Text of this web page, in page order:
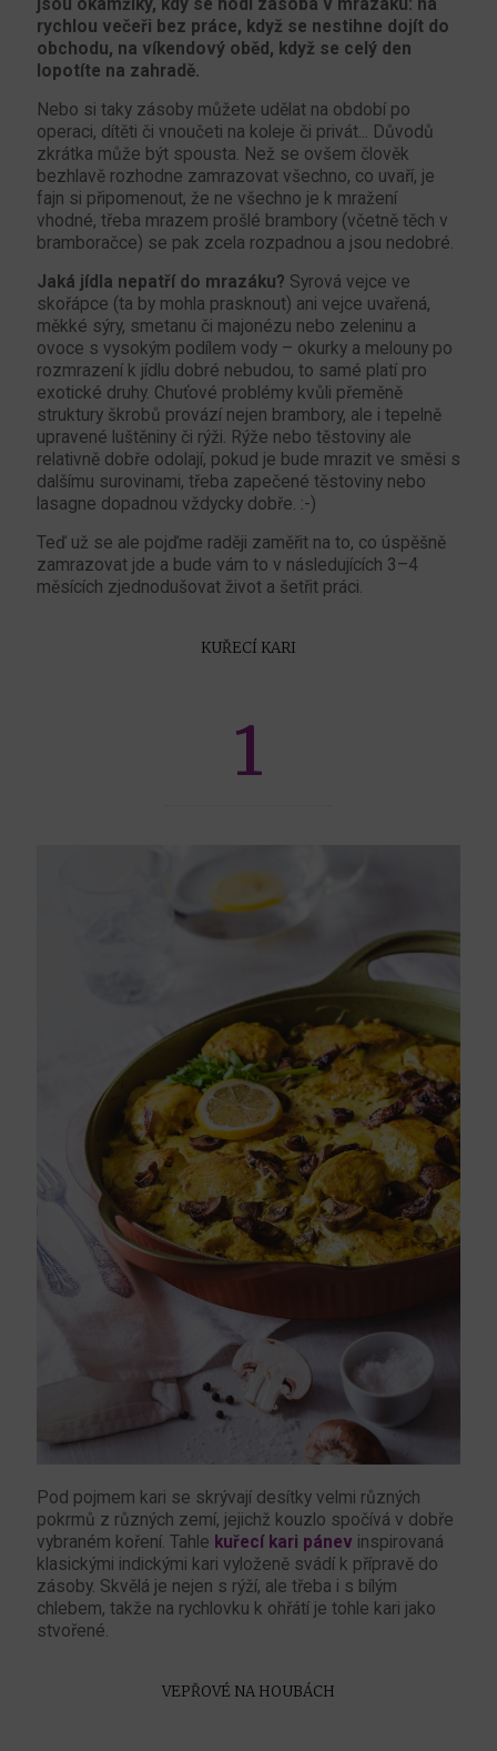
jsou okamžiky, kdy se hodí zásoba v mrazáku: na
rychlou večeři bez práce, když se nestihne dojít do
obchodu, na víkendový oběd, když se celý den
lopotíte na zahradě.
Nebo si taky zásoby můžete udělat na období po
operaci, dítěti či vnoučeti na koleje či privát... Důvodů
zkrátka může být spousta. Než se ovšem člověk
bezhlavě rozhodne zamrazovat všechno, co uvaří, je
fajn si připomenout, že ne všechno je k mražení
vhodné, třeba mrazem prošlé brambory (včetně těch v
bramboračce) se pak zcela rozpadnou a jsou nedobré.
Jaká jídla nepatří do mrazáku? Syrová vejce ve
skořápce (ta by mohla prasknout) ani vejce uvařená,
měkké sýry, smetanu či majonézu nebo zeleninu a
ovoce s vysokým podílem vody – okurky a melouny po
rozmrazení k jídlu dobré nebudou, to samé platí pro
exotické druhy. Chuťové problémy kvůli přeměně
struktury škrobů provází nejen brambory, ale i tepelně
upravené luštěniny či rýži. Rýže nebo těstoviny ale
relativně dobře odolají, pokud je bude mrazit ve směsi s
dalšímu surovinami, třeba zapečené těstoviny nebo
lasagne dopadnou vždycky dobře. :-)
Teď už se ale pojďme raději zaměřit na to, co úspěšně
zamrazovat jde a bude vám to v následujících 3–4
měsících zjednodušovat život a šetřit práci.
KUŘECÍ KARI
1
Pod pojmem kari se skrývají desítky velmi různých
pokrmů z různých zemí, jejichž kouzlo spočívá v dobře
vybraném koření. Tahle kuřecí kari pánev inspirovaná
klasickými indickými kari vyloženě svádí k přípravě do
zásoby. Skvělá je nejen s rýží, ale třeba i s bílým
chlebem, takže na rychlovku k ohřátí je tohle kari jako
stvořené.
VEPŘOVÉ NA HOUBÁCH